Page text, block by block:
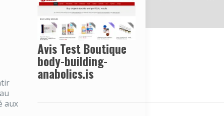
aux
Avis Test Boutique
body-building-
anabolics.is